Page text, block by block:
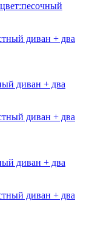
диван + два
диван + два